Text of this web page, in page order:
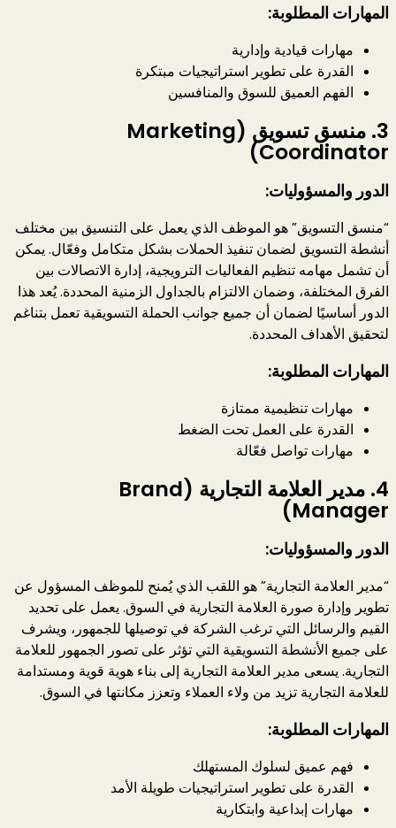
المهارات المطلوبة:
مهارات قيادية وإدارية
القدرة على تطوير استراتيجيات مبتكرة
الفهم العميق للسوق والمنافسين
3. منسق تسويق (Marketing
Coordinator)
الدور والمسؤوليات:
“منسق التسويق” هو الموظف الذي يعمل على التنسيق بين مختلف
أنشطة التسويق لضمان تنفيذ الحملات بشكل متكامل وفعّال. يمكن
أن تشمل مهامه تنظيم الفعاليات الترويجية، إدارة الاتصالات بين
الفرق المختلفة، وضمان الالتزام بالجداول الزمنية المحددة. يُعد هذا
الدور أساسيًا لضمان أن جميع جوانب الحملة التسويقية تعمل بتناغم
لتحقيق الأهداف المحددة.
المهارات المطلوبة:
مهارات تنظيمية ممتازة
القدرة على العمل تحت الضغط
مهارات تواصل فعّالة
4. مدير العلامة التجارية (Brand
Manager)
الدور والمسؤوليات:
“مدير العلامة التجارية” هو اللقب الذي يُمنح للموظف المسؤول عن
تطوير وإدارة صورة العلامة التجارية في السوق. يعمل على تحديد
القيم والرسائل التي ترغب الشركة في توصيلها للجمهور، ويشرف
على جميع الأنشطة التسويقية التي تؤثر على تصور الجمهور للعلامة
التجارية. يسعى مدير العلامة التجارية إلى بناء هوية قوية ومستدامة
للعلامة التجارية تزيد من ولاء العملاء وتعزز مكانتها في السوق.
المهارات المطلوبة:
فهم عميق لسلوك المستهلك
القدرة على تطوير استراتيجيات طويلة الأمد
مهارات إبداعية وابتكارية